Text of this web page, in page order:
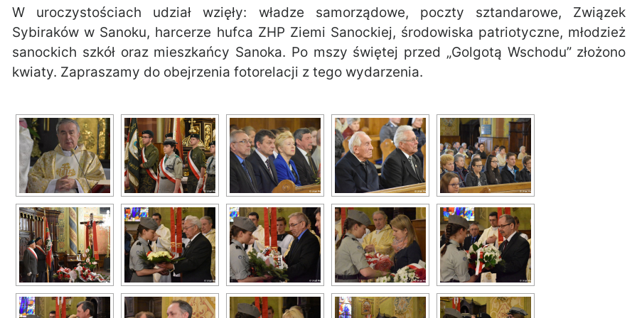
W uroczystościach udział wzięły: władze samorządowe, poczty sztandarowe, Związek
Sybiraków w Sanoku, harcerze hufca ZHP Ziemi Sanockiej, środowiska patriotyczne, młodzież
sanockich szkół oraz mieszkańcy Sanoka. Po mszy świętej przed „Golgotą Wschodu” złożono
kwiaty. Zapraszamy do obejrzenia fotorelacji z tego wydarzenia.